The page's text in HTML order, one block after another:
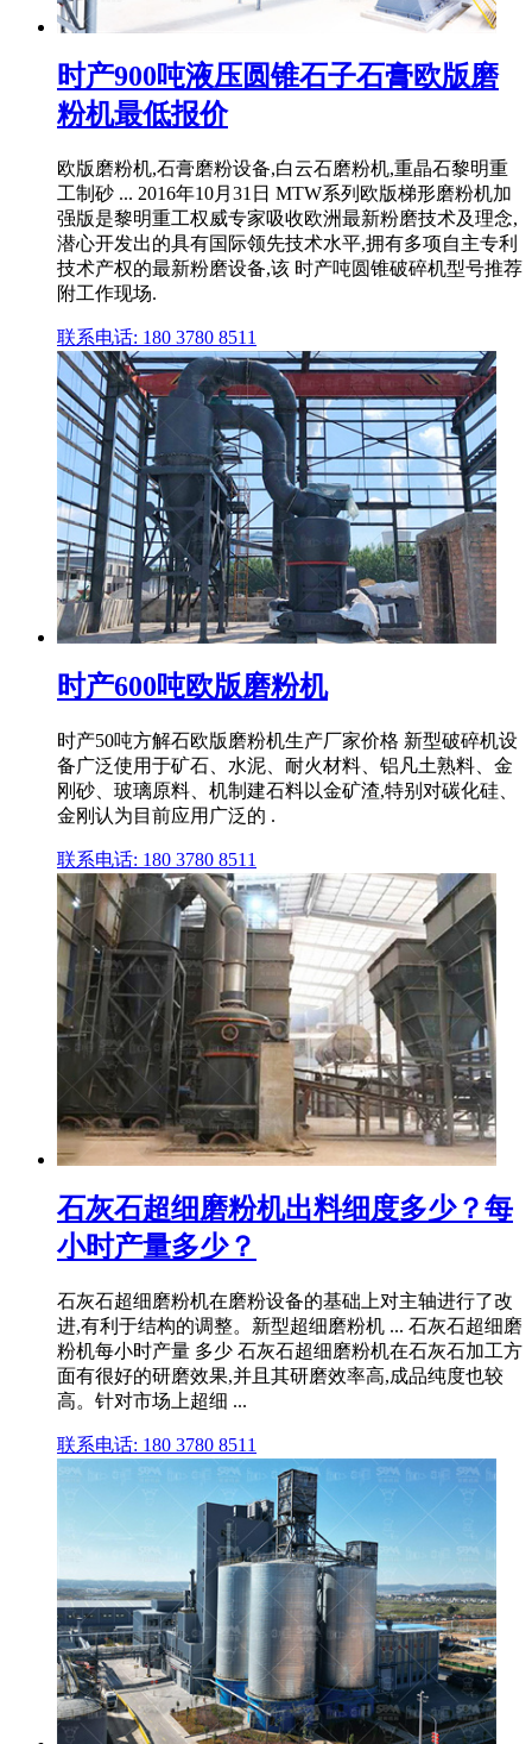
时产900吨液压圆锥石子石膏欧版磨
粉机最低报价
欧版磨粉机,石膏磨粉设备,白云石磨粉机,重晶石黎明重
工制砂 ... 2016年10月31日 MTW系列欧版梯形磨粉机加
强版是黎明重工权威专家吸收欧洲最新粉磨技术及理念,
潜心开发出的具有国际领先技术水平,拥有多项自主专利
技术产权的最新粉磨设备,该 时产吨圆锥破碎机型号推荐
附工作现场.
联系电话: 180 3780 8511
时产600吨欧版磨粉机
时产50吨方解石欧版磨粉机生产厂家价格 新型破碎机设
备广泛使用于矿石、水泥、耐火材料、铝凡土熟料、金
刚砂、玻璃原料、机制建石料以金矿渣,特别对碳化硅、
金刚认为目前应用广泛的 .
联系电话: 180 3780 8511
石灰石超细磨粉机出料细度多少？每
小时产量多少？
石灰石超细磨粉机在磨粉设备的基础上对主轴进行了改
进,有利于结构的调整。新型超细磨粉机 ... 石灰石超细磨
粉机每小时产量 多少 石灰石超细磨粉机在石灰石加工方
面有很好的研磨效果,并且其研磨效率高,成品纯度也较
高。针对市场上超细 ...
联系电话: 180 3780 8511